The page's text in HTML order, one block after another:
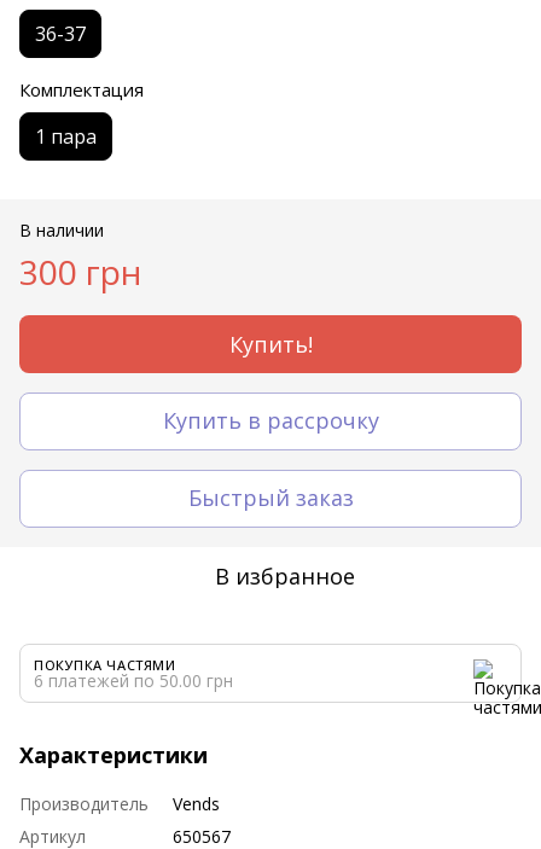
36-37
Комплектация
1 пара
В наличии
300 грн
Купить!
Купить в рассрочку
Быстрый заказ
В избранное
ПОКУПКА ЧАСТЯМИ
6 платежей по 50.00 грн
Характеристики
Производитель
Vends
Артикул
650567